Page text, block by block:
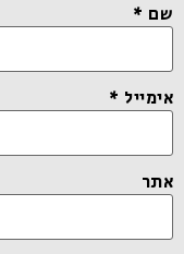
שם *
אימייל *
אתר